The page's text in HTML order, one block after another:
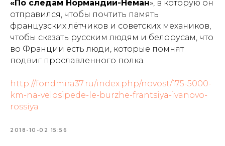
«По следам Нормандии-Неман», в которую он
отправился, чтобы почтить память
французских лётчиков и советских механиков,
чтобы сказать русским людям и белорусам, что
во Франции есть люди, которые помнят
подвиг прославленного полка.
http://fondmira37.ru/index.php/novost/175-5000-
km-na-velosipede-le-burzhe-frantsiya-ivanovo-
rossiya
2018-10-02 15:56